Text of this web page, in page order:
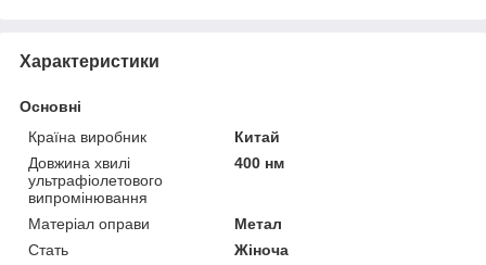
Характеристики
Основні
Країна виробник
Китай
Довжина хвилі
ультрафіолетового
випромінювання
400 нм
Матеріал оправи
Метал
Стать
Жіноча